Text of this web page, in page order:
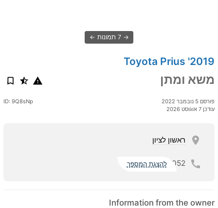
7 תמונות
2019' Toyota Prius
משא ומתן
פורסם 5 נובמבר 2022
עודכן 7 אוגוסט 2026
ID: 9Q8sNp
ראשון לציון
052 להצגת המספר
Information from the owner